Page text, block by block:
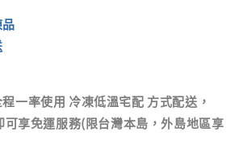
一率使用 冷凍低溫宅配 方式配送，
享免運服務(限台灣本島，外島地區享